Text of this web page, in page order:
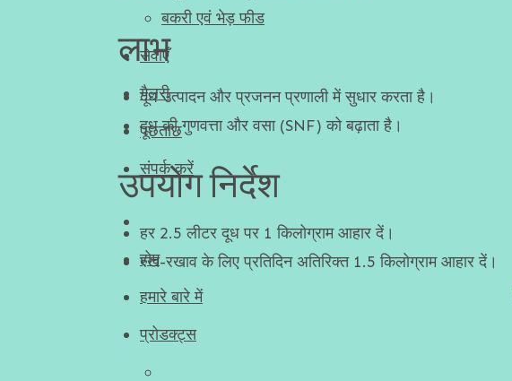
बकरी एवं भेड़ फीड
सेवाएँ
गैलरी
पूछताछ
संपर्क करें
होम
हमारे बारे में
प्रोडक्ट्स
लाभ
दूध उत्पादन और प्रजनन प्रणाली में सुधार करता है।
दूध की गुणवत्ता और वसा (SNF) को बढ़ाता है।
उपयोग निर्देश
हर 2.5 लीटर दूध पर 1 किलोग्राम आहार दें।
रख-रखाव के लिए प्रतिदिन अतिरिक्त 1.5 किलोग्राम आहार दें।